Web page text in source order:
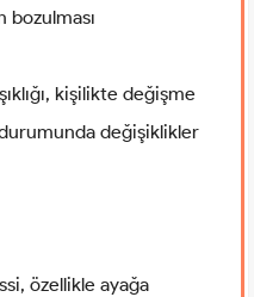
bozulması
kişilikte değişme
değişiklikler
özellikle ayağa